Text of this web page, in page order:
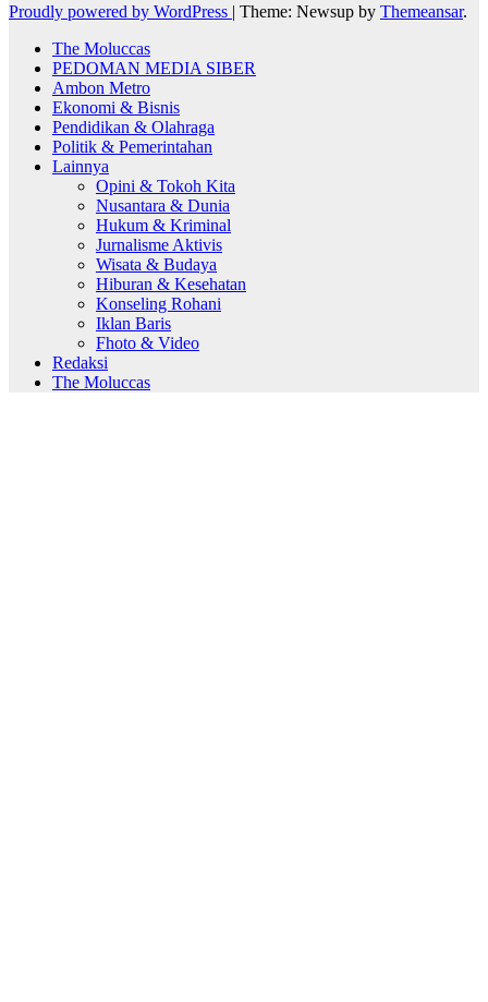
Proudly powered by WordPress | Theme: Newsup by Themeansar.
The Moluccas
PEDOMAN MEDIA SIBER
Ambon Metro
Ekonomi & Bisnis
Pendidikan & Olahraga
Politik & Pemerintahan
Lainnya
Opini & Tokoh Kita
Nusantara & Dunia
Hukum & Kriminal
Jurnalisme Aktivis
Wisata & Budaya
Hiburan & Kesehatan
Konseling Rohani
Iklan Baris
Fhoto & Video
Redaksi
The Moluccas